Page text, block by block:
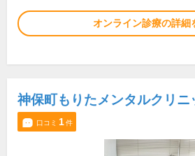
オンライン診療の詳細
神保町もりたメンタルクリニ
口コミ 1件